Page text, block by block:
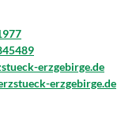
erzgebirge.de
erzgebirge.de